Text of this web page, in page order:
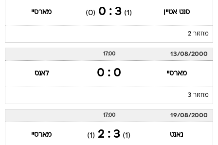
סנט אטיין (1)
3 : 0
(0) מארסיי
מחזור 2
13/08/2000
17:00
מארסיי 0 : 0 לאנס
מחזור 3
19/08/2000
17:00
נאנט (1)
3 : 2
(1) מארסיי